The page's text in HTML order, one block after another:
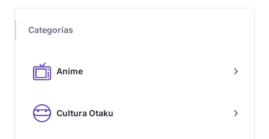
Categorías
Anime
Cultura Otaku